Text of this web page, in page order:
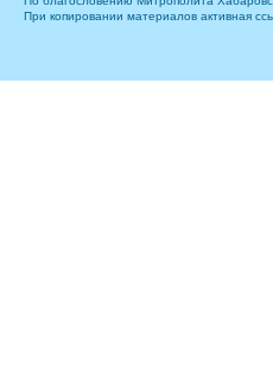
При копировании материалов активная